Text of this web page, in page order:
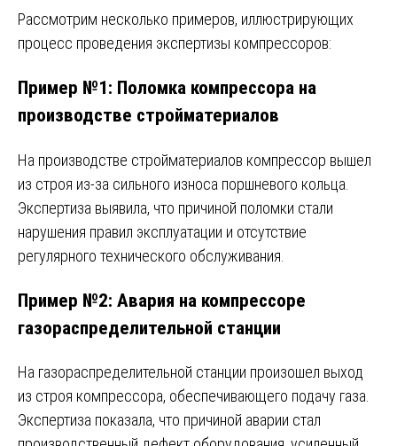
Рассмотрим несколько примеров, иллюстрирующих
процесс проведения экспертизы компрессоров:
Пример №1: Поломка компрессора на
производстве стройматериалов
На производстве стройматериалов компрессор вышел
из строя из-за сильного износа поршневого кольца.
Экспертиза выявила, что причиной поломки стали
нарушения правил эксплуатации и отсутствие
регулярного технического обслуживания.
Пример №2: Авария на компрессоре
газораспределительной станции
На газораспределительной станции произошел выход
из строя компрессора, обеспечивающего подачу газа.
Экспертиза показала, что причиной аварии стал